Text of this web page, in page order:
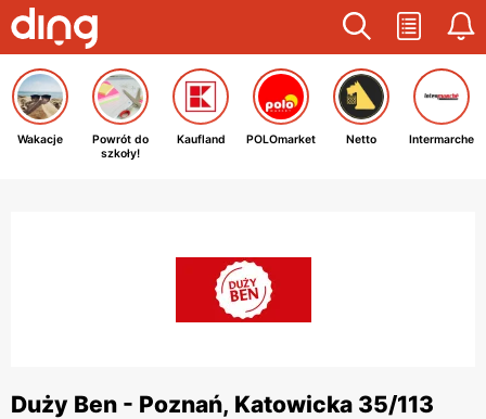
Wakacje
Powrót do
szkoły!
Kaufland POLOmarket Netto Intermarche
Duży Ben - Poznań, Katowicka 35/113